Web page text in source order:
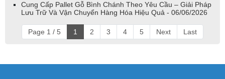
Cung Cấp Pallet Gỗ Bình Chánh Theo Yêu Cầu – Giải Pháp
Lưu Trữ Và Vận Chuyển Hàng Hóa Hiệu Quả - 06/06/2026
Page 1 / 5 1 2 3 4 5 Next Last